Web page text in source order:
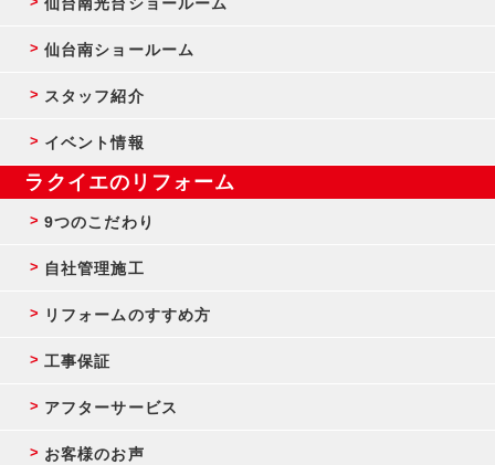
仙台南ショールーム
スタッフ紹介
イベント情報
ラクイエのリフォーム
9つのこだわり
自社管理施工
リフォームのすすめ方
工事保証
アフターサービス
お客様のお声